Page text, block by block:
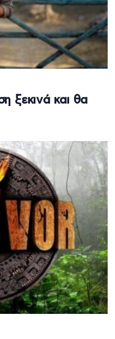
ξεκινά και θα